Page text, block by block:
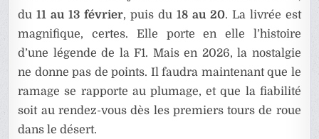
du11 au 13 février, puis du 18 au 20. La livrée est
magnifique, certes. Elle porte en elle l’histoire
d’une légende de la F1. Mais en 2026, la nostalgie
ne donne pas de points. Il faudra maintenant que le
ramage se rapporte au plumage, et que la fiabilité
soit au rendez-vous dès les premiers tours de roue
dans le désert.